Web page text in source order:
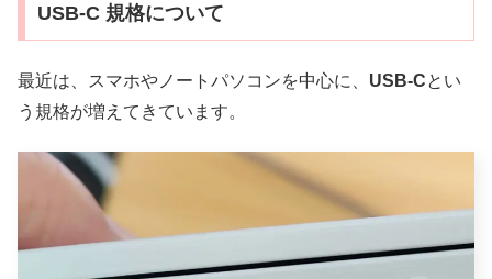
USB-C 規格について
最近は、スマホやノートパソコンを中心に、 USB-Cとい
う規格が増えてきています。